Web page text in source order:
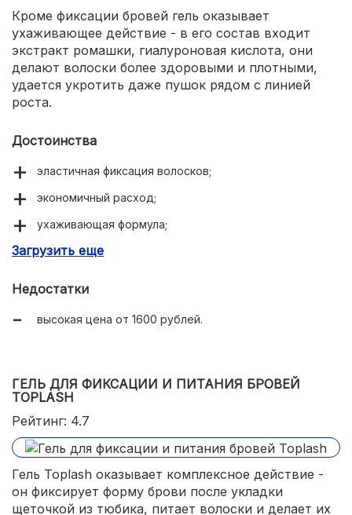
Кроме фиксации бровей гель оказывает
ухаживающее действие - в его состав входит
экстракт ромашки, гиалуроновая кислота, они
делают волоски более здоровыми и плотными,
удается укротить даже пушок рядом с линией
роста.
Достоинства
эластичная фиксация волосков;
экономичный расход;
ухаживающая формула;
утолщение волосков.
Загрузить еще
Недостатки
высокая цена от 1600 рублей.
ГЕЛЬ ДЛЯ ФИКСАЦИИ И ПИТАНИЯ БРОВЕЙ
TOPLASH
Рейтинг: 4.7
Гель Toplash оказывает комплексное действие -
он фиксирует форму брови после укладки
щеточкой из тюбика, питает волоски и делает их